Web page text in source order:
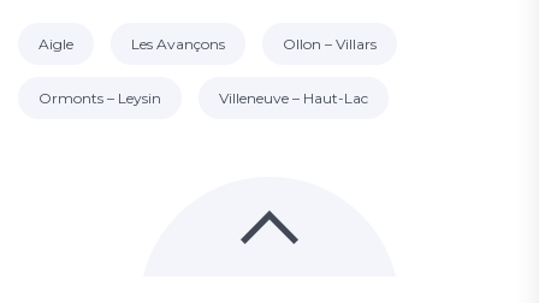
Aigle Les Avançons Ollon – Villars
Ormonts – Leysin Villeneuve – Haut-Lac